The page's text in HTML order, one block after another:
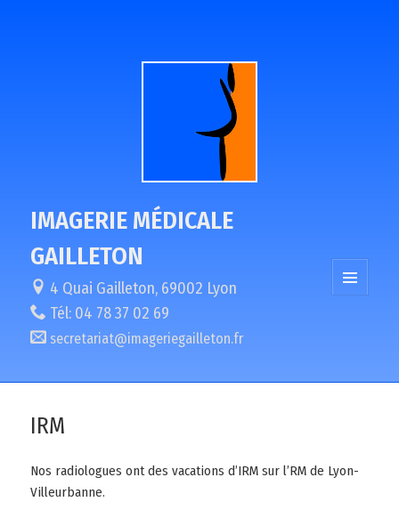
IMAGERIE MÉDICALE
GAILLETON
4 Quai Gailleton, 69002 Lyon
Tél: 04 78 37 02 69
secretariat@imageriegailleton.fr
IRM
Nos radiologues ont des vacations d’IRM sur l’RM de Lyon-
Villeurbanne.